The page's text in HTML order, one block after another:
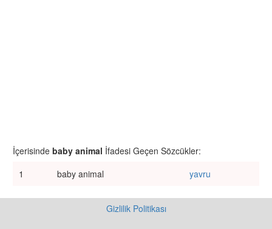
İçerisinde baby animal İfadesi Geçen Sözcükler:
1
baby animal yavru
Gizlilik Politikası